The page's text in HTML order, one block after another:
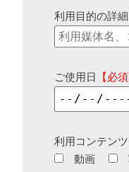
利用目的の詳細
ご使用日 【必須
利用コンテン
動画